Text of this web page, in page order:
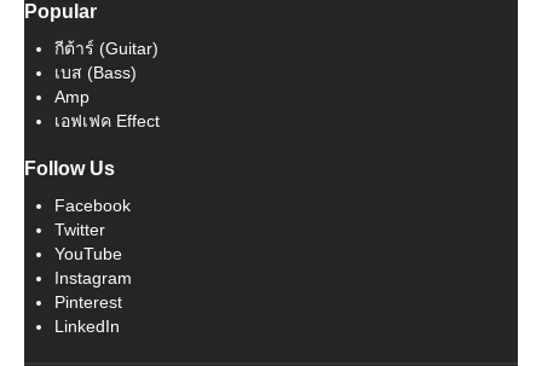
Popular
กีต้าร์ (Guitar)
เบส (Bass)
Amp
เอฟเฟค Effect
Follow Us
Facebook
Twitter
YouTube
Instagram
Pinterest
LinkedIn